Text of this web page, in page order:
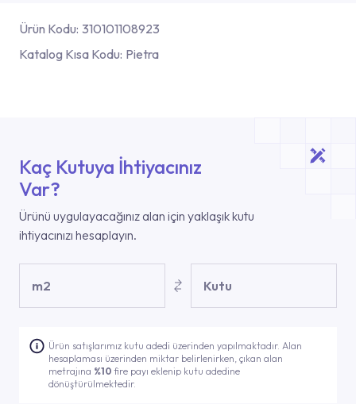
Ürün Kodu: 310101108923
Katalog Kısa Kodu: Pietra
Kaç Kutuya İhtiyacınız
Var?
Ürünü uygulayacağınız alan için yaklaşık kutu
ihtiyacınızı hesaplayın.
m2 Kutu
Ürün satışlarımız kutu adedi üzerinden yapılmaktadır. Alan
hesaplaması üzerinden miktar belirlenirken, çıkan alan
metrajına %10fire payı eklenip kutu adedine
dönüştürülmektedir.